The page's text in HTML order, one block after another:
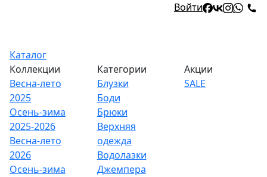
Войти
Каталог
Коллекции
Весна-лето
2025
Осень-зима
2025-2026
Весна-лето
2026
Осень-зима
Категории
Блузки
Боди
Брюки
Верхняя
одежда
Водолазки
Джемпера
Акции
SALE